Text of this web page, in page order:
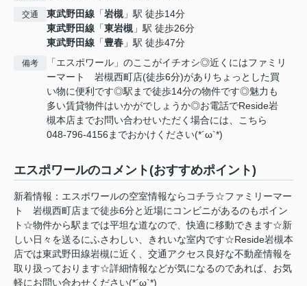
交通 東武野田線 「岩槻 」駅 徒歩14分
東武野田線 「東岩槻 」駅 徒歩26分
東武野田線 「豊春 」駅 徒歩47分
備考
「エスポワール」のここがイチオシ◎近くにはファミリ
ーマート 岩槻西町店(徒歩6分)がありちょっとした買
い物に便利です◎駅まで徒歩14分の物件です◎魅力も
多い賃貸物件はいかがでしょうか◎お電話でReside岩
槻本店までお問い合わせいただく場合には、こちら
048-796-4156までおかけください(*´ω`*)
エスポワールのコメント(おすすめポイント)
新着情報：エスポワールの空室情報ならコチラ☆ファミリーマー
ト 岩槻西町店まで徒歩6分と近場にコンビニがあるのもポイン
ト☆物件から駅までは平坦な道なので、快適に移動できます☆新
しい日々を送るにふさわしい、きれいな室内です☆Reside岩槻本
店では東武野田線岩槻に近く、交通アクセス良好な不動産情報を
取り扱っております☆詳細情報などが気になるのであれば、お気
軽にお問い合わせください(*´ω`*)